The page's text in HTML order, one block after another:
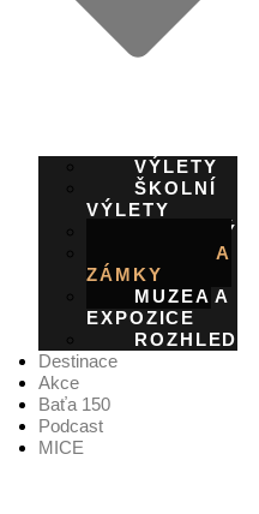
VÝLETY
ŠKOLNÍ
VÝLETY
HRADY A
ZÁMKY
MUZEA A
EXPOZICE
Destinace
Akce
Baťa 150
Podcast
MICE